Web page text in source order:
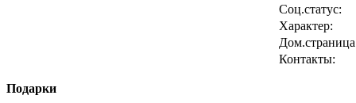
Соц.статус:
Характер:
Контакты:
Подарки